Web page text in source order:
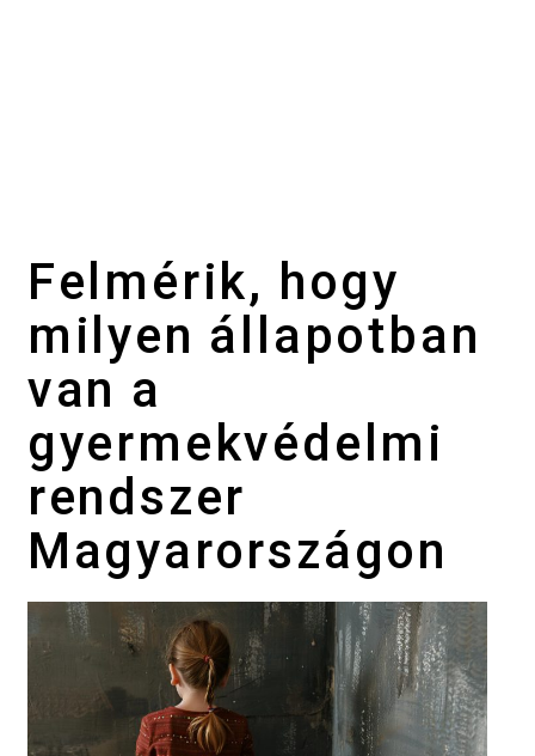
Felmérik, hogy
milyen állapotban
van a
gyermekvédelmi
rendszer
Magyarországon